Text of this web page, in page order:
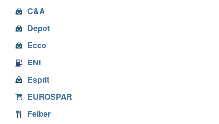
C&A
Depot
Ecco
ENI
Esprit
EUROSPAR
Felber